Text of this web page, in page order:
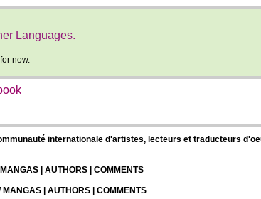
Languages.
now.
internationale d'artistes, lecteurs et traducteurs
| AUTHORS | COMMENTS
MANGAS | AUTHORS | COMMENTS